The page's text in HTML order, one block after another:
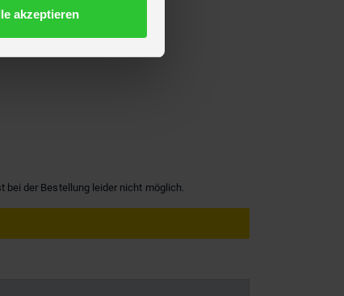
akzeptieren
bei der Bestellung leider nicht möglich.